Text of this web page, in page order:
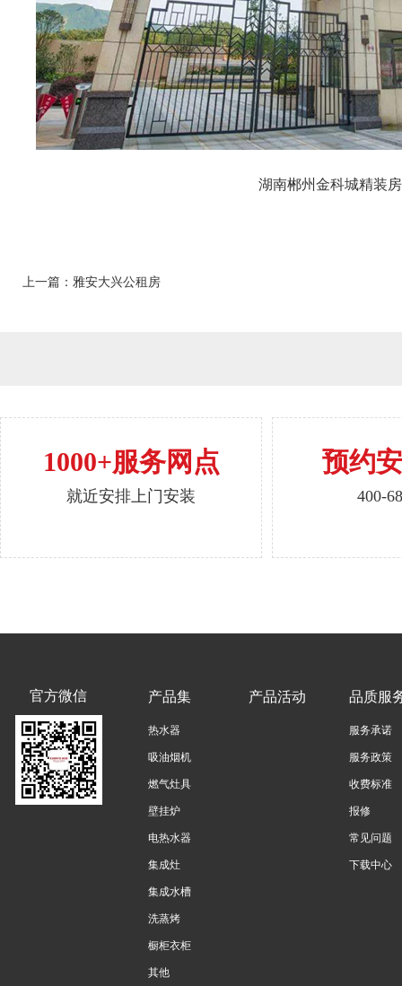
湖南郴州金科城精装
上一篇：雅安大兴公租房
1000+服务网点
就近安排上门安装
预约
400-
官方微信 产品集
热水器
吸油烟机
燃气灶具
壁挂炉
电热水器
集成灶
集成水槽
洗蒸烤
橱柜衣柜
其他
产品活动 品质服
服务承诺
服务政策
收费标准
报修
常见问题
下载中心